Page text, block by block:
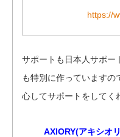
https://
サポートも日本人サポー
も特別に作っています
心してサポートをしてく
AXIORY(アキシオ